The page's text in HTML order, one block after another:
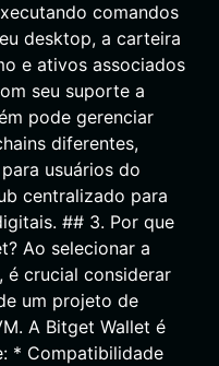
comandos
desktop, a carteira
e ativos associados
seu suporte a
pode gerenciar
diferentes,
usuários do
centralizado para
## 3. Por que
Ao selecionar a
é crucial considerar
um projeto de
A Bitget Wallet é
* Compatibilidade